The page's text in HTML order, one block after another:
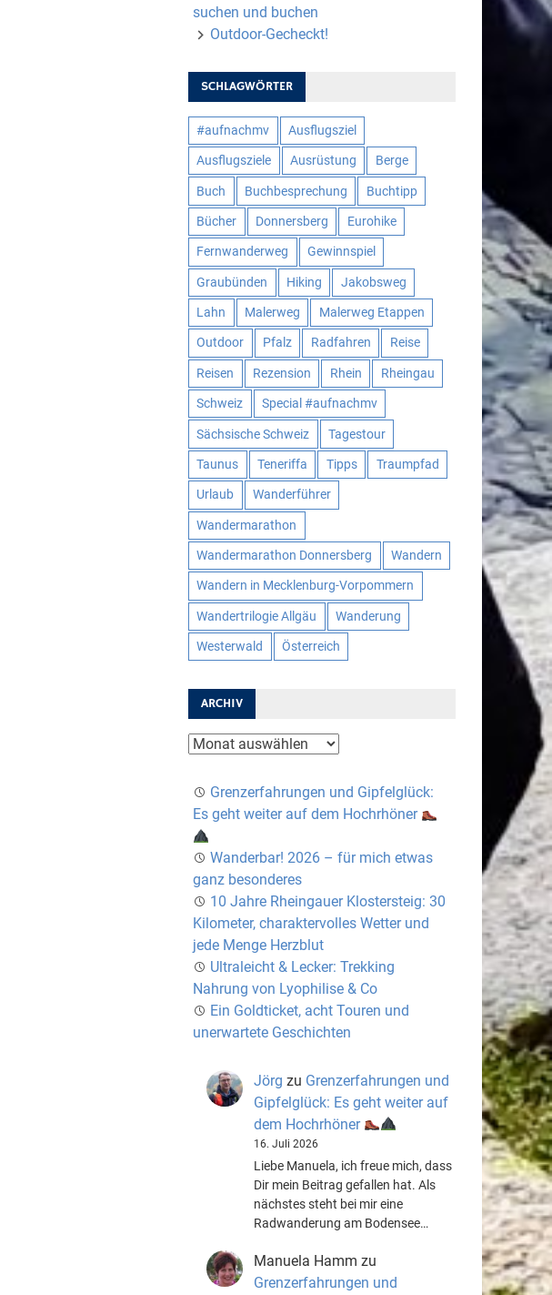
suchen und buchen
Outdoor-Gecheckt!
SCHLAGWÖRTER
#aufnachmv Ausflugsziel
Ausflugsziele Ausrüstung Berge
Buch Buchbesprechung Buchtipp
Bücher Donnersberg Eurohike
Fernwanderweg Gewinnspiel
Graubünden Hiking Jakobsweg
Lahn Malerweg Malerweg Etappen
Outdoor Pfalz Radfahren Reise
Reisen Rezension Rhein Rheingau
Schweiz Special #aufnachmv
Sächsische Schweiz Tagestour
Taunus Teneriffa Tipps Traumpfad
Urlaub Wanderführer
Wandermarathon
Wandermarathon Donnersberg Wandern
Wandern in Mecklenburg-Vorpommern
Wandertrilogie Allgäu Wanderung
Westerwald Österreich
ARCHIV
Archiv
Grenzerfahrungen und Gipfelglück:
Es geht weiter auf dem Hochrhöner
Wanderbar! 2026 – für mich etwas
ganz besonderes
10 Jahre Rheingauer Klostersteig: 30
Kilometer, charaktervolles Wetter und
jede Menge Herzblut
Ultraleicht & Lecker: Trekking
Nahrung von Lyophilise & Co
Ein Goldticket, acht Touren und
unerwartete Geschichten
Jörg zu Grenzerfahrungen und
Gipfelglück: Es geht weiter auf
dem Hochrhöner
16. Juli 2026
Liebe Manuela, ich freue mich, dass
Dir mein Beitrag gefallen hat. Als
nächstes steht bei mir eine
Radwanderung am Bodensee…
Manuela Hamm zu
Grenzerfahrungen und